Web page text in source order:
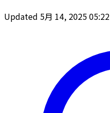
Updated 5月 14, 2025 05:22